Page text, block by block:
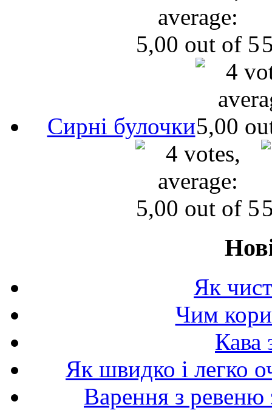
Сирні булочки
Як
Чим
Кава
Як швидко і легко
Варення з ревеню